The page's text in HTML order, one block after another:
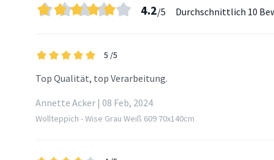
4.2/5 Durchschnittlich 10
5 /5
Top Qualität, top Verarbeitung.
Annette Acker | 08 Feb, 2024
Wollteppich - Wise Grau Weiß 609 70x140cm